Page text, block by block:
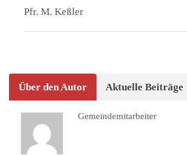
Pfr. M. Keßler
Über den Autor Aktuelle Beiträge
Gemeindemitarbeiter